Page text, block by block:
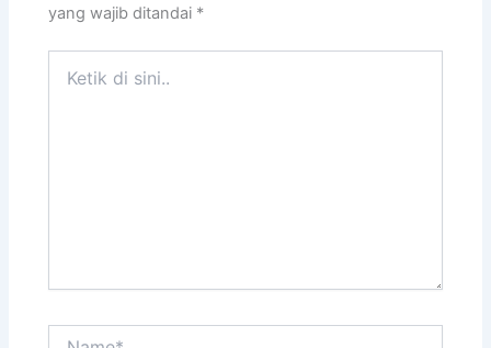
yang wajib ditandai *